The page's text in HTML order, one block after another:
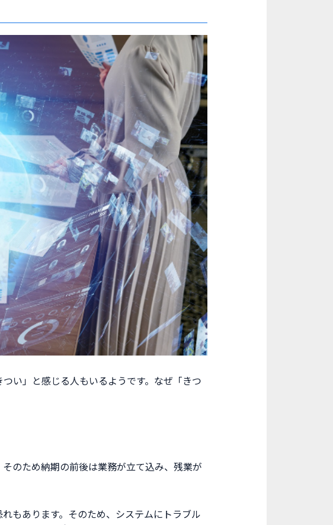
い」と感じる人もいるようです。なぜ「きつ
のため納期の前後は業務が立て込み、残業が
もあります。そのため、システムにトラブル